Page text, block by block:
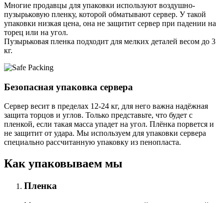
Многие продавцы для упаковки используют воздушно-
пузырьковую пленку, которой обматывают сервер. У такой
упаковки низкая цена, она не защитит сервер при падении на
торец или на угол.
Пузырьковая пленка подходит для мелких деталей весом до 3
кг.
Безопасная упаковка сервера
Сервер весит в пределах 12-24 кг, для него важна надёжная
защита торцов и углов. Только представьте, что будет с
пленкой, если такая масса упадет на угол. Плёнка порвется и
не защитит от удара. Мы используем для упаковки сервера
специально расcчитанную упаковку из пенопласта.
Как упаковываем мы
Пленка